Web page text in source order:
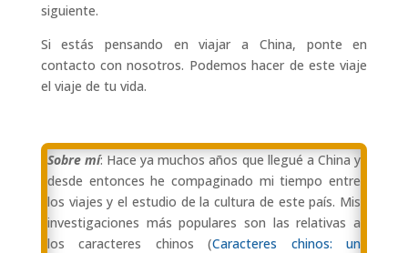
siguiente.
Si estás pensando en viajar a China, ponte en
contacto con nosotros. Podemos hacer de este viaje
el viaje de tu vida.
Sobre mí: Hace ya muchos años que llegué a China y
desde entonces he compaginado mi tiempo entre
los viajes y el estudio de la cultura de este país. Mis
investigaciones más populares son las relativas a
los caracteres chinos (Caracteres chinos: un